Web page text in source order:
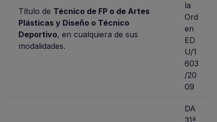
Título de Técnico de FP o de Artes
Plásticas y Diseño o Técnico
Deportivo, en cualquiera de sus
modalidades.
la
Ord
en
ED
U/1
603
/20
09
DA
31ª.